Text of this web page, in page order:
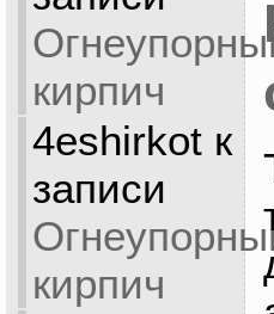
кирпич
4eshirkotк
записи
кирпич